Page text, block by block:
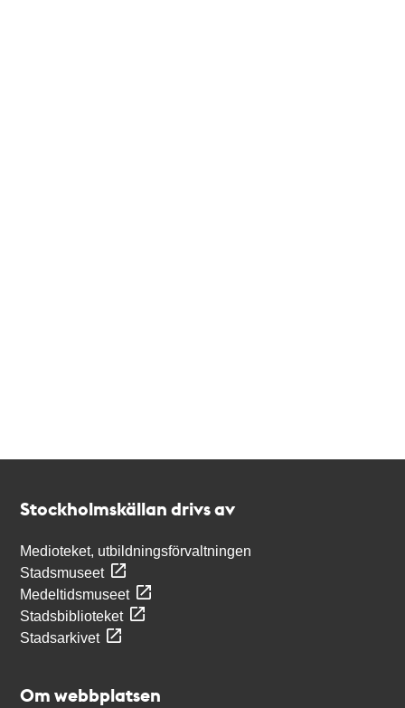
Stockholmskällan drivs av
Medioteket, utbildningsförvaltningen
Stadsmuseet
Medeltidsmuseet
Stadsbiblioteket
Stadsarkivet
Om webbplatsen